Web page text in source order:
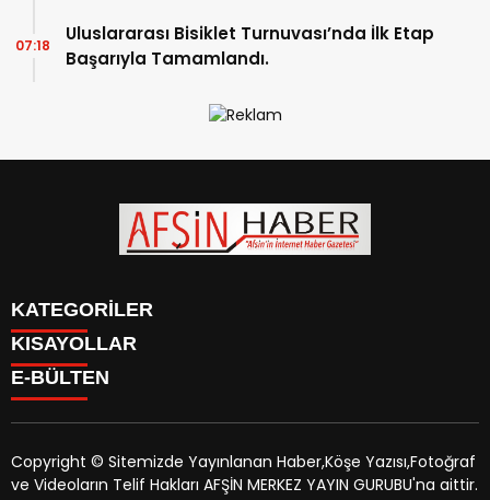
Uluslararası Bisiklet Turnuvası’nda İlk Etap
Başarıyla Tamamlandı.
07:18
KATEGORİLER
SİYASET
EĞİTİM
MAGAZİN
MANŞETLER
KISAYOLLAR
SİYASET
EĞİTİM
KÜLTÜR SANAT
MAGAZİN
E-BÜLTEN
afsinhaber.com e-bültenine abone olarak, tarafınıza haber,
Copyright © Sitemizde Yayınlanan Haber,Köşe Yazısı,Fotoğraf
ve Videoların Telif Hakları AFŞİN MERKEZ YAYIN GURUBU'na aittir.